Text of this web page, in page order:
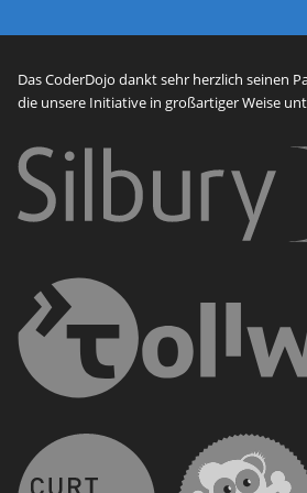
Das CoderDojo dankt sehr herzlich seinen
die unsere Initiative in großartiger Weise